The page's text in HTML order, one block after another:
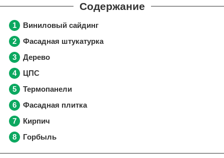
Виниловый сайдинг
Фасадная штукатурка
Дерево
ЦПС
Термопанели
Фасадная плитка
Кирпич
Горбыль